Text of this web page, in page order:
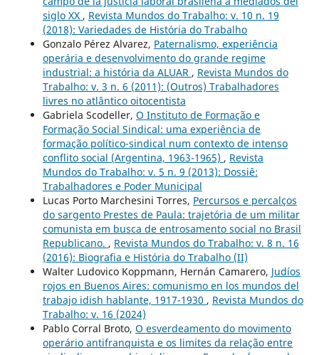
siglo XX , Revista Mundos do Trabalho: v. 10 n. 19
(2018): Variedades de História do Trabalho
Gonzalo Pérez Alvarez, Paternalismo, experiência
operária e desenvolvimento do grande regime
industrial: a história da ALUAR , Revista Mundos do
Trabalho: v. 3 n. 6 (2011): (Outros) Trabalhadores
livres no atlântico oitocentista
Gabriela Scodeller, O Instituto de Formação e
Formação Social Sindical: uma experiência de
formação político-sindical num contexto de intenso
conflito social (Argentina, 1963-1965) , Revista
Mundos do Trabalho: v. 5 n. 9 (2013): Dossiê:
Trabalhadores e Poder Municipal
Lucas Porto Marchesini Torres, Percursos e percalços
do sargento Prestes de Paula: trajetória de um militar
comunista em busca de entrosamento social no Brasil
Republicano. , Revista Mundos do Trabalho: v. 8 n. 16
(2016): Biografia e História do Trabalho (II)
Walter Ludovico Koppmann, Hernán Camarero, Judíos
rojos en Buenos Aires: comunismo en los mundos del
trabajo idish hablante, 1917-1930 , Revista Mundos do
Trabalho: v. 16 (2024)
Pablo Corral Broto, O esverdeamento do movimento
operário antifranquista e os limites da relação entre